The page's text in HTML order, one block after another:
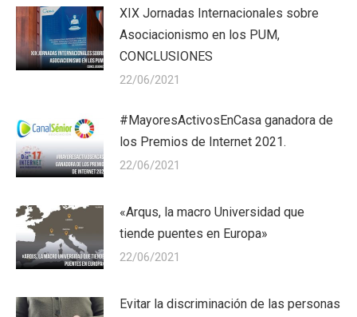
XIX Jornadas Internacionales sobre
Asociacionismo en los PUM,
CONCLUSIONES
22/06/2021
#MayoresActivosEnCasa ganadora de
los Premios de Internet 2021.
22/06/2021
«Arqus, la macro Universidad que
tiende puentes en Europa»
22/06/2021
Evitar la discriminación de las personas